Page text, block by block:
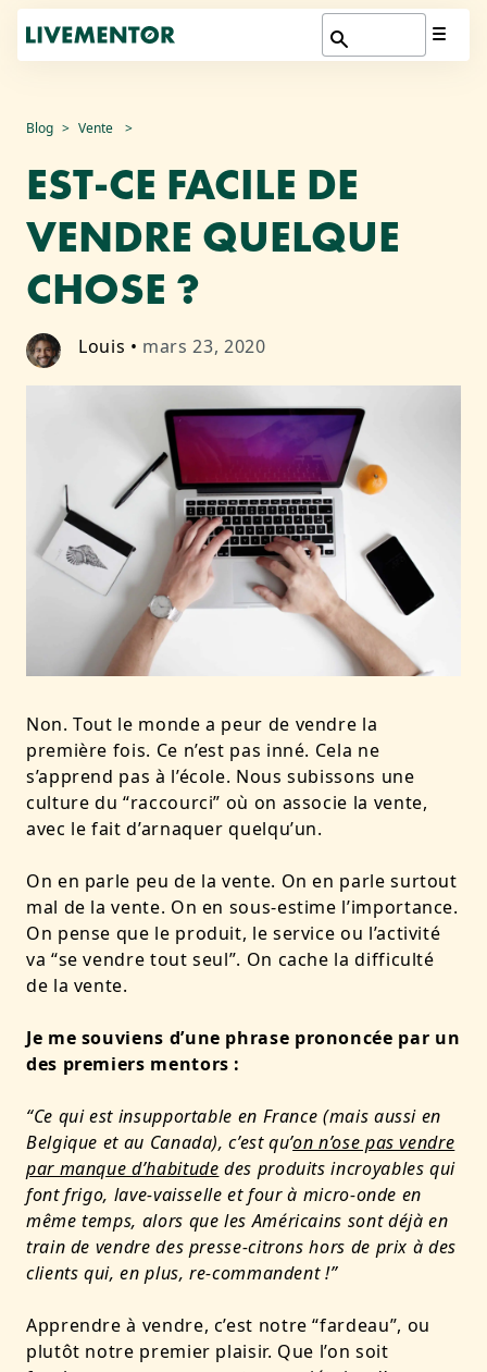
Aller
contenu
Blog Vente
EST-CE FACILE DE
VENDRE QUELQUE
CHOSE ?
Louis • mars 23, 2020
Non. Tout le monde a peur de vendre la
première fois. Ce n’est pas inné. Cela ne
s’apprend pas à l’école. Nous subissons une
culture du “raccourci” où on associe la vente,
avec le fait d’arnaquer quelqu’un.
On en parle peu de la vente. On en parle surtout
mal de la vente. On en sous-estime l’importance.
On pense que le produit, le service ou l’activité
va “se vendre tout seul”. On cache la difficulté
de la vente.
Je me souviens d’une phrase prononcée par un
des premiers mentors :
“Ce qui est insupportable en France (mais aussi en
Belgique et au Canada), c’est qu’on n’ose pas vendre
par manque d’habitude des produits incroyables qui
font frigo, lave-vaisselle et four à micro-onde en
même temps, alors que les Américains sont déjà en
train de vendre des presse-citrons hors de prix à des
clients qui, en plus, re-commandent !”
Apprendre à vendre, c’est notre “fardeau”, ou
plutôt notre premier plaisir. Que l’on soit